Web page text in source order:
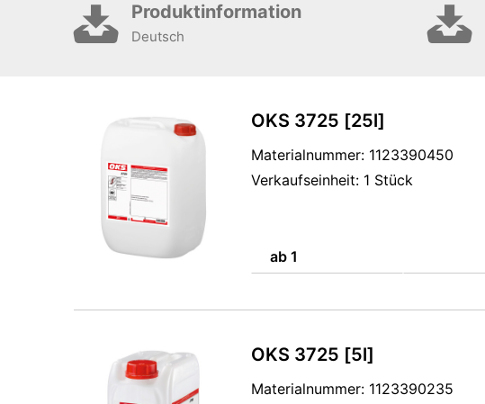
Produktinformation
Deutsch
OKS 3725 [25l]
Materialnummer: 1123390450
Verkaufseinheit: 1 Stück
ab 1
OKS 3725 [5l]
Materialnummer: 1123390235